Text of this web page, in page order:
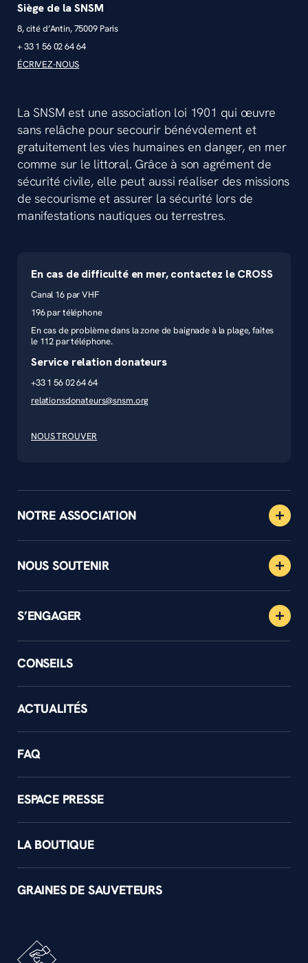
Siège de la SNSM
8, cité d’Antin, 75009 Paris
+ 33 1 56 02 64 64
ÉCRIVEZ-NOUS
La SNSM est une association loi 1901 qui œuvre
sans relâche pour secourir bénévolement et
gratuitement les vies humaines en danger, en mer
comme sur le littoral. Grâce à son agrément de
sécurité civile, elle peut aussi réaliser des missions
de secourisme et assurer la sécurité lors de
manifestations nautiques ou terrestres.
En cas de difficulté en mer, contactez le CROSS
Canal 16 par VHF
196 par téléphone
En cas de problème dans la zone de baignade à la plage, faites
le 112 par téléphone.
Service relation donateurs
+33 1 56 02 64 64
relationsdonateurs@snsm.org
NOUS TROUVER
NOTRE ASSOCIATION
NOUS SOUTENIR
S’ENGAGER
CONSEILS
ACTUALITÉS
FAQ
ESPACE PRESSE
LA BOUTIQUE
GRAINES DE SAUVETEURS